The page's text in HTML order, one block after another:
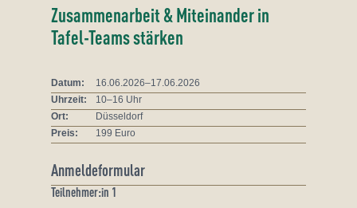
Zusammenarbeit & Miteinander in
Tafel-Teams stärken
Datum:
16.06.2026–17.06.2026
Uhrzeit:
10–16 Uhr
Ort:
Düsseldorf
Preis:
199 Euro
Anmeldeformular
Teilnehmer:in 1